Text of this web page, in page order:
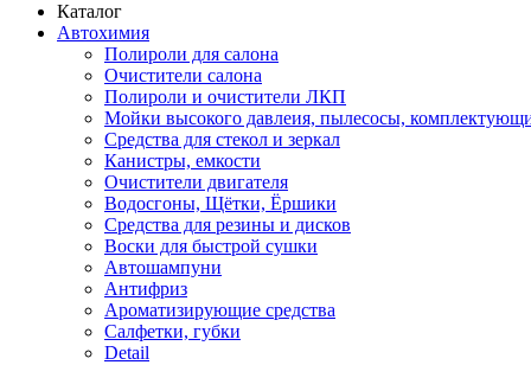
Каталог
Автохимия
Полироли для салона
Очистители салона
Полироли и очистители ЛКП
Мойки высокого давлеия, пылесосы,
Средства для стекол и зеркал
Канистры, емкости
Очистители двигателя
Водосгоны, Щётки, Ёршики
Средства для резины и дисков
Воски для быстрой сушки
Автошампуни
Антифриз
Ароматизирующие средства
Салфетки, губки
Detail